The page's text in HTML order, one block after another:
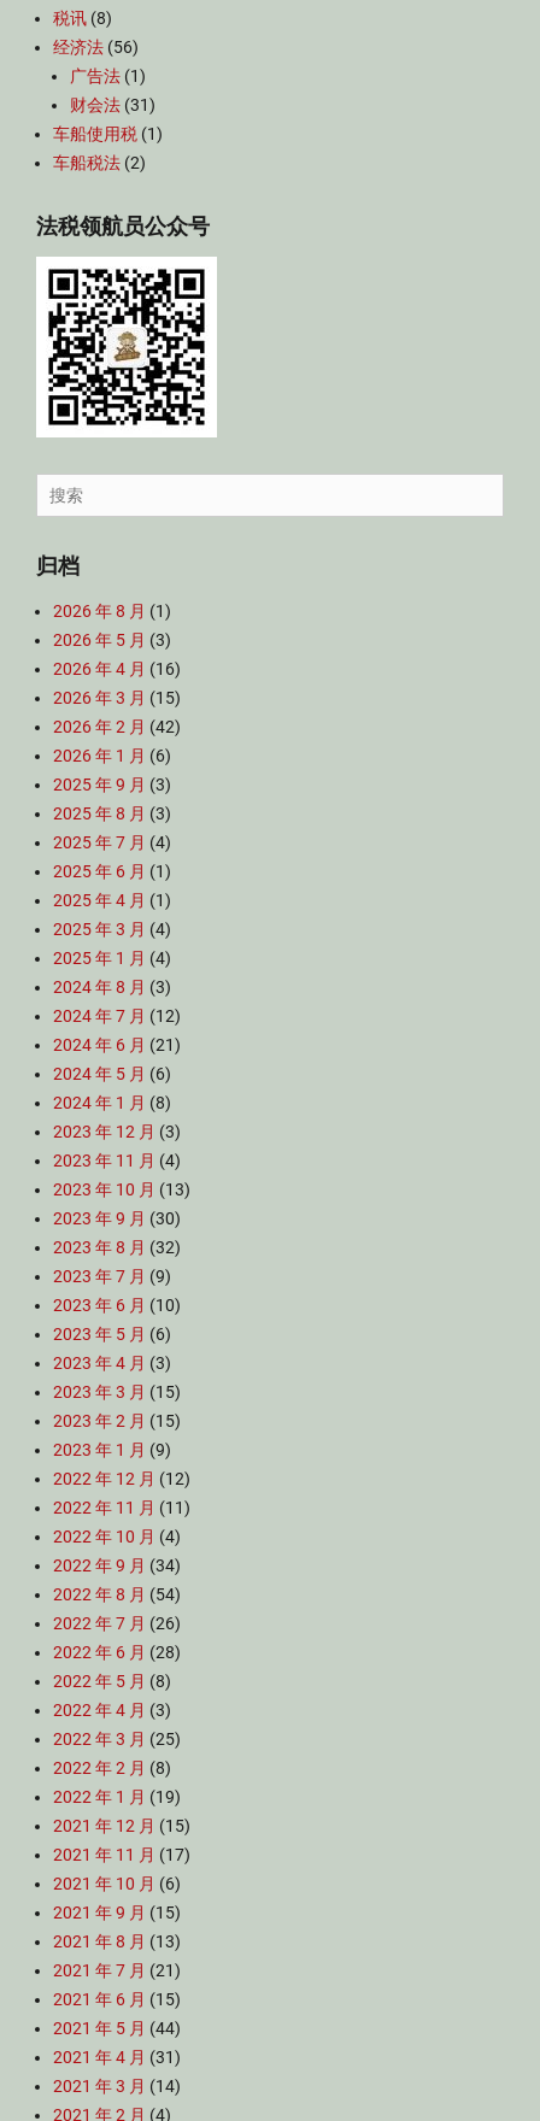
税讯 (8)
经济法 (56)
广告法 (1)
财会法 (31)
车船使用税 (1)
车船税法 (2)
法税领航员公众号
Search
for:
归档
2026 年 8 月 (1)
2026 年 5 月 (3)
2026 年 4 月 (16)
2026 年 3 月 (15)
2026 年 2 月 (42)
2026 年 1 月 (6)
2025 年 9 月 (3)
2025 年 8 月 (3)
2025 年 7 月 (4)
2025 年 6 月 (1)
2025 年 4 月 (1)
2025 年 3 月 (4)
2025 年 1 月 (4)
2024 年 8 月 (3)
2024 年 7 月 (12)
2024 年 6 月 (21)
2024 年 5 月 (6)
2024 年 1 月 (8)
2023 年 12 月 (3)
2023 年 11 月 (4)
2023 年 10 月 (13)
2023 年 9 月 (30)
2023 年 8 月 (32)
2023 年 7 月 (9)
2023 年 6 月 (10)
2023 年 5 月 (6)
2023 年 4 月 (3)
2023 年 3 月 (15)
2023 年 2 月 (15)
2023 年 1 月 (9)
2022 年 12 月 (12)
2022 年 11 月 (11)
2022 年 10 月 (4)
2022 年 9 月 (34)
2022 年 8 月 (54)
2022 年 7 月 (26)
2022 年 6 月 (28)
2022 年 5 月 (8)
2022 年 4 月 (3)
2022 年 3 月 (25)
2022 年 2 月 (8)
2022 年 1 月 (19)
2021 年 12 月 (15)
2021 年 11 月 (17)
2021 年 10 月 (6)
2021 年 9 月 (15)
2021 年 8 月 (13)
2021 年 7 月 (21)
2021 年 6 月 (15)
2021 年 5 月 (44)
2021 年 4 月 (31)
2021 年 3 月 (14)
2021 年 2 月 (4)